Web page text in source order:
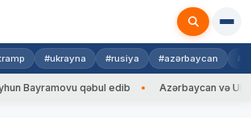
#ukrayna #rusiya #azərbaycan
qəbul edib Azərbaycan və Ukrayna